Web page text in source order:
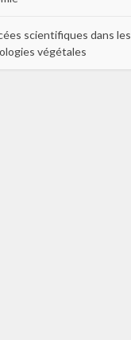
scientifiques dans les
végétales